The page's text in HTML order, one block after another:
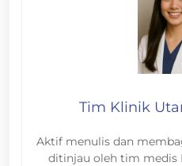
Tim Klinik
Aktif menulis dan
ditinjau oleh tim medis